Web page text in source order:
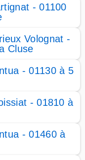
- 01100
Volognat -
Cluse
- 01130 à 5
- 01810 à
- 01460 à